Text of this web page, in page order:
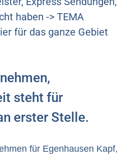
haben -> TEMA
für das ganze Gebiet
steht für
erster Stelle.
für Egenhausen Kapf,